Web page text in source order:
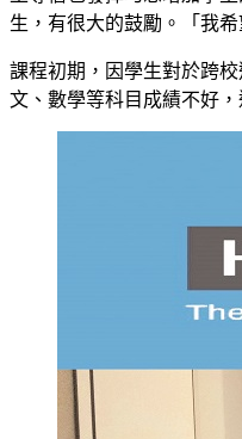
生，有很大的鼓勵。「我
課程初期，因學生對於跨
文、數學等科目成績不好